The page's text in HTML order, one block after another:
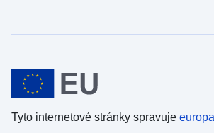
Tyto internetové stránky spravuje